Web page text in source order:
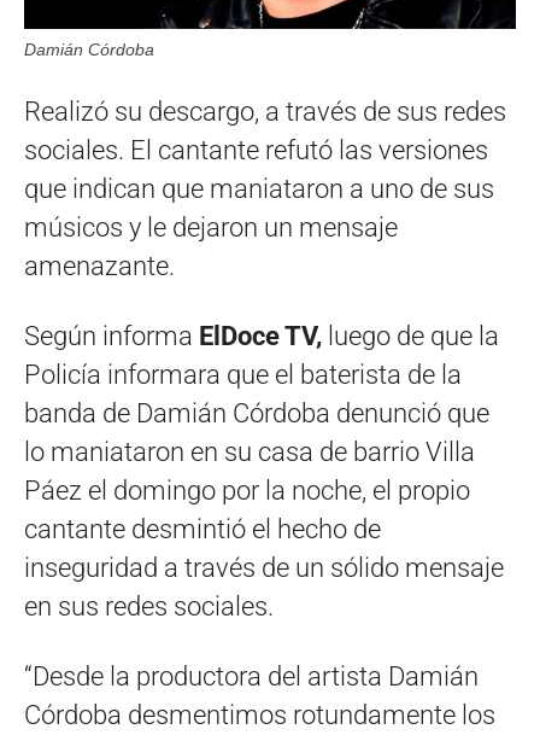
Damián Córdoba
Realizó su descargo, a través de sus redes
sociales. El cantante refutó las versiones
que indican que maniataron a uno de sus
músicos y le dejaron un mensaje
amenazante.
Según informa ElDoce TV, luego de que la
Policía informara que el baterista de la
banda de Damián Córdoba denunció que
lo maniataron en su casa de barrio Villa
Páez el domingo por la noche, el propio
cantante desmintió el hecho de
inseguridad a través de un sólido mensaje
en sus redes sociales.
“Desde la productora del artista Damián
Córdoba desmentimos rotundamente los